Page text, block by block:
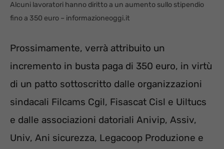
Alcuni lavoratori hanno diritto a un aumento sullo stipendio
fino a 350 euro – informazioneoggi.it
Prossimamente, verrà attribuito un
incremento in busta paga di 350 euro, in virtù
di un patto sottoscritto dalle organizzazioni
sindacali Filcams Cgil, Fisascat Cisl e Uiltucs
e dalle associazioni datoriali Anivip, Assiv,
Univ, Ani sicurezza, Legacoop Produzione e